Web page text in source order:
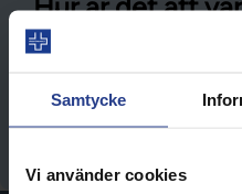
Samtycke
Vi använder cookies
förtroendevald?
om det är något för